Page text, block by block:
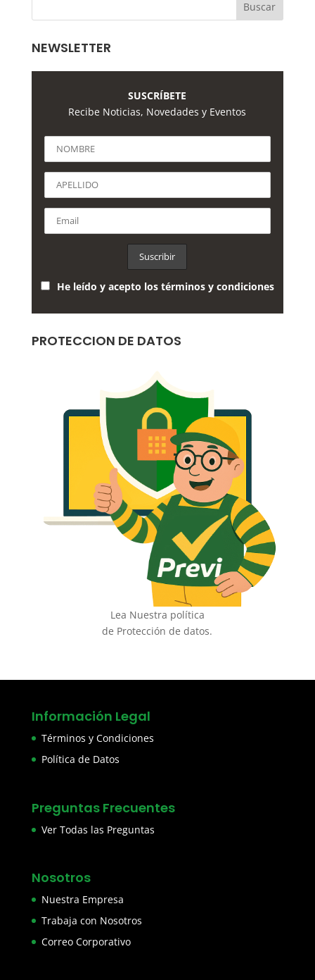
NEWSLETTER
SUSCRÍBETE
Recibe Noticias, Novedades y Eventos
He leído y acepto los términos y condiciones
PROTECCION DE DATOS
Lea Nuestra política
de Protección de datos.
Información Legal
Términos y Condiciones
Política de Datos
Preguntas Frecuentes
Ver Todas las Preguntas
Nosotros
Nuestra Empresa
Trabaja con Nosotros
Correo Corporativo